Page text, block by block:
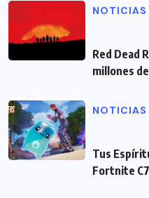
NOTICIAS
Red Dead
millones
NOTICIAS
Tus
Fortnite